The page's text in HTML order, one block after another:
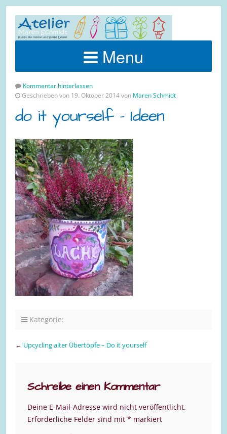
Menu
Kommentar hinterlassen
Geschrieben von 19. Oktober 2014 von Maren Schmidt
do it yourself – Ideen
Kategorie:
← Upcycling alter Übertöpfe – Do it yourself
Schreibe einen Kommentar
Deine E-Mail-Adresse wird nicht veröffentlicht.
Erforderliche Felder sind mit * markiert